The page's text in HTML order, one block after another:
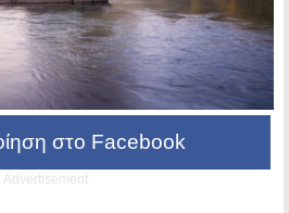
στο Facebook
Advertisement